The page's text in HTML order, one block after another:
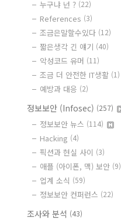
누구냐 넌 ? (22)
References (3)
조금은말할수있다 (12)
짧은생각 긴 얘기 (40)
악성코드 유머 (11)
조금 더 안전한 IT생활 (1)
예방과 대응 (2)
정보보안 (Infosec) (257)
정보보안 뉴스 (114)
Hacking (4)
픽션과 현실 사이 (3)
애플 (아이폰, 맥) 보안 (9)
업계 소식 (59)
정보보안 컨퍼런스 (22)
조사와 분석 (43)